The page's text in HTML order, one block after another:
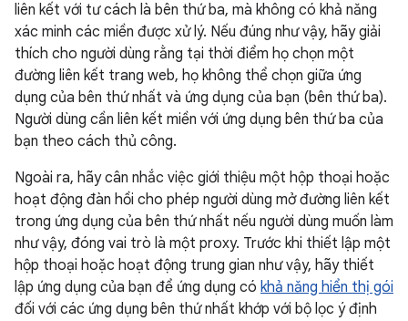
liên kết với tư cách là bên thứ ba, mà không có khả năng
xác minh các miền được xử lý. Nếu đúng như vậy, hãy giải
thích cho người dùng rằng tại thời điểm họ chọn một
đường liên kết trang web, họ không thể chọn giữa ứng
dụng của bên thứ nhất và ứng dụng của bạn (bên thứ ba).
Người dùng cần liên kết miền với ứng dụng bên thứ ba của
bạn theo cách thủ công.
Ngoài ra, hãy cân nhắc việc giới thiệu một hộp thoại hoặc
hoạt động đàn hồi cho phép người dùng mở đường liên kết
trong ứng dụng của bên thứ nhất nếu người dùng muốn làm
như vậy, đóng vai trò là một proxy. Trước khi thiết lập một
hộp thoại hoặc hoạt động trung gian như vậy, hãy thiết
lập ứng dụng của bạn để ứng dụng có khả năng hiển thị gói
đối với các ứng dụng bên thứ nhất khớp với bộ lọc ý định